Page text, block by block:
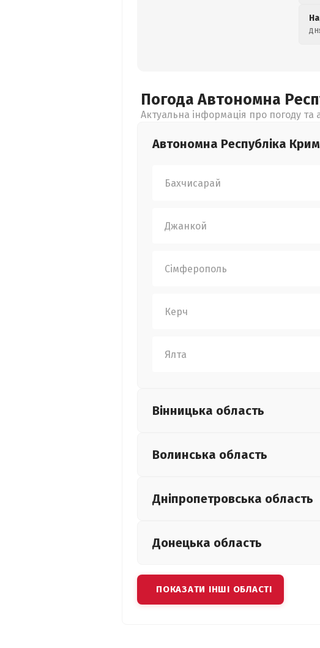
Погода Автономна
Актуальна інформація про погоду та
Автономна Республіка Крим
Бахчисарай
Джанкой
Сімферополь
Керч
Ялта
Вінницька область
Волинська область
Дніпропетровська область
Донецька область
ПОКАЗАТИ ІНШІ ОБЛАСТІ